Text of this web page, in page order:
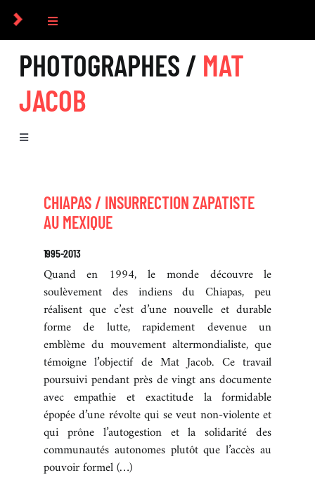
Passer
contenu
Toggle
Navigation
COLLECTIF
PHOTOGRAPHES
CULTUREL
RECHERCHE D’IMAGES
CONTACT
PHOTOGRAPHES / MAT
JACOB
Toggle
REVUE DE PRESSE
CHIAPAS / INSURRECTION ZAPATISTE
AU MEXIQUE
1995-2013
Quand en 1994, le monde découvre le
soulèvement des indiens du Chiapas, peu
réalisent que c’est d’une nouvelle et durable
forme de lutte, rapidement devenue un
emblème du mouvement altermondialiste, que
témoigne l’objectif de Mat Jacob. Ce travail
poursuivi pendant près de vingt ans documente
avec empathie et exactitude la formidable
épopée d’une révolte qui se veut non-violente et
qui prône l’autogestion et la solidarité des
communautés autonomes plutôt que l’accès au
pouvoir formel (…)